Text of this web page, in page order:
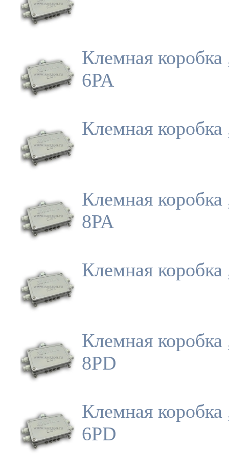
Клемная коробка
6PA
Клемная коробка
Клемная коробка
8PA
Клемная коробка
Клемная коробка
8PD
Клемная коробка
6PD